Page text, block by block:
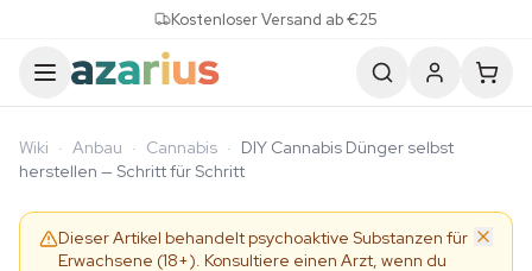
Kostenloser Versand ab €25
Wiki · Anbau · Cannabis · DIY Cannabis Dünger selbst
herstellen — Schritt für Schritt
Dieser Artikel behandelt psychoaktive Substanzen für
Erwachsene (18+). Konsultiere einen Arzt, wenn du